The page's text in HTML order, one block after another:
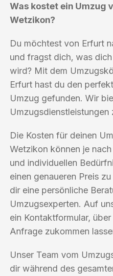
Was kostet ein Umzug
Wetzikon?
Du möchtest von Erfurt
und fragst dich, was
wird? Mit dem
Erfurt hast du den
Umzug gefunden. Wir
Umzugsdienstleistungen
Die Kosten für deinen
Wetzikon können je
und individuellen
einen genaueren Preis
dir eine persönliche
Umzugsexperten. Auf
ein Kontaktformular,
Anfrage zukommen
Unser Team vom
dir während des